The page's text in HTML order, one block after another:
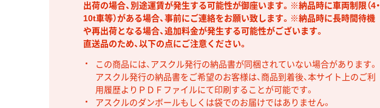
出荷の場合、別途運賃が発生する可能性が御座います。※納品時に車両制限（4・
10t車等）がある場合、事前にご連絡をお願い致します。※納品時に長時間待機
や再出荷となる場合、追加料金が発生する可能性がございます。
直送品のため、以下の点にご注意ください。
この商品には、アスクル発行の納品書が同梱されていない場合があります。
アスクル発行の納品書をご希望のお客様は、商品到着後、本サイト上のご利
用履歴よりＰＤＦファイルにて印刷することが可能です。
アスクルのダンボールもしくは袋でのお届けではありません。